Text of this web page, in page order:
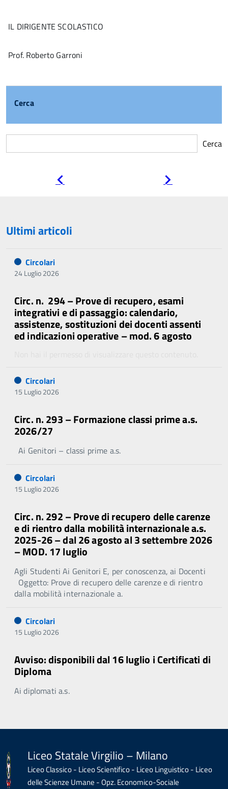
IL DIRIGENTE SCOLASTICO
Prof. Roberto Garroni
Cerca
Cerca
Ultimi articoli
Circolari
24 Luglio 2026
Circ. n. 294 – Prove di recupero, esami
integrativi e di passaggio: calendario,
assistenze, sostituzioni dei docenti assenti
ed indicazioni operative – mod. 6 agosto
Circolari
15 Luglio 2026
Circ. n. 293 – Formazione classi prime a.s.
2026/27
Ai Genitori – classi prime a.s.
Circolari
15 Luglio 2026
Circ. n. 292 – Prove di recupero delle carenze
e di rientro dalla mobilità internazionale a.s.
2025-26 – dal 26 agosto al 3 settembre 2026
– MOD. 17 luglio
Agli Studenti Ai Genitori E, per conoscenza, ai Docenti
Oggetto: Prove di recupero delle carenze e di rientro
dalla mobilità internazionale a.
Circolari
15 Luglio 2026
Avviso: disponibili dal 16 luglio i Certificati di
Diploma
Ai diplomati a.s.
Liceo Statale Virgilio – Milano
Liceo Classico - Liceo Scientifico - Liceo Linguistico - Liceo
delle Scienze Umane - Opz. Economico-Sociale